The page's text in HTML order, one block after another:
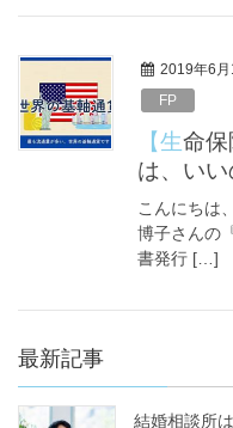
2019年6月
FP
【生命保険】外貨建て保険への加入
は、いい
こんにちは
博子さんの
書発行 […]
最新記事
結婚相談所